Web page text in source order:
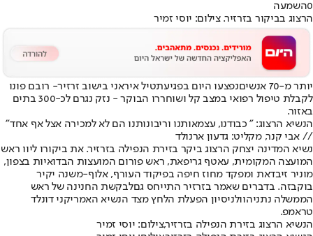
0השמעה
הרצוג בביקור בזרזיר. צילום: יוסי זמיר
יותר מ-70 אנשים נפצעו היום בפגיעתטיל איראני בישוב זרזיר- רובם פונו
לקבלת טיפול רפואי במצב קל ושוחררו הבוקר - נזק נגרם לכ-300 בתים
באזור.
הנשיא הרצוג: " כבודנו, עצמאותנו וריבונותנו הם לא למכירה אצל אף אחד"
// אבי קנר, מקליט: גדעון ארנולד
נשיא המדינה יצחק הרצוג ביקר בזירת הנפילה בזרזיר. את ביקורו ליוו ראש
המועצה המקומית, עאטף גריפאת, ראש פורום המועצות הבדואיות בצפון,
מוניר זיבדאת ומפקד מחוז חיפה בפיקוד העורף, אלוף-משנה יקיר
בוקבזה. בדברים שאמר בזרזיר התייחס גםלבקשת החנינה של ראש
הממשלה נתניהוולניסיון הפעלת הלחץ מצד הנשיא האמריקני דונלד
טראמפ.
הנשיא הרצוג בזירת הנפילה בזרזיר,צילום: יוסי זמיר